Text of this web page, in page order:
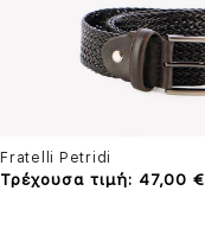
Fratelli Petridi
Τρέχουσα τιμή: 47,00 €